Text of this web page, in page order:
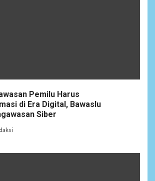
Pemilu Harus
di Era Digital, Bawaslu
Siber